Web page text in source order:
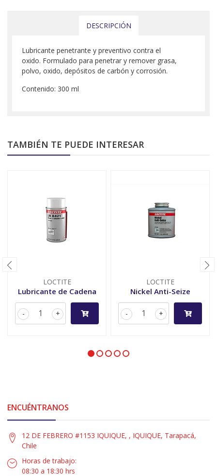
DESCRIPCIÓN
Lubricante penetrante y preventivo contra el
oxido. Formulado para penetrar y remover grasa,
polvo, oxido, depósitos de carbón y corrosión.
Contenido: 300 ml
TAMBIÉN TE PUEDE INTERESAR
LOCTITE
Lubricante de Cadena
+
-
LOCTITE
Nickel Anti-Seize
+
-
ENCUÉNTRANOS
12 DE FEBRERO #1153 IQUIQUE, , IQUIQUE, Tarapacá,
Chile
Horas de trabajo:
08:30 a 18:30 hrs